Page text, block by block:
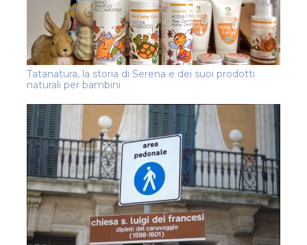
Tatanatura, la storia di Serena e dei suoi prodotti
naturali per bambini